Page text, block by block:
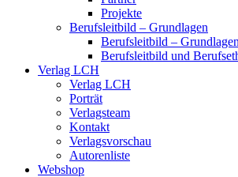
Projekte
Berufsleitbild – Grundlagen
Berufsleitbild – Grundlagen
Berufsleitbild und
Verlag LCH
Verlag LCH
Porträt
Verlagsteam
Kontakt
Verlagsvorschau
Autorenliste
Webshop